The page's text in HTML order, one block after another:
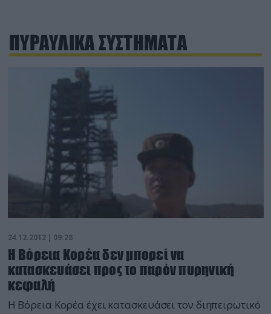
ΠΥΡΑΥΛΙΚΑ ΣΥΣΤΗΜΑΤΑ
24.12.2012 | 09:28
Η Βόρεια Κορέα δεν μπορεί να
κατασκευάσει προς το παρόν πυρηνική
κεφαλή
Η Βόρεια Κορέα έχει κατασκευάσει τον διηπειρωτικό